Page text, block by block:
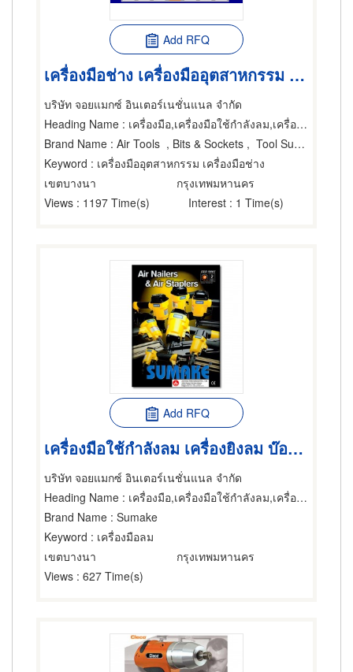
Add RFQ
เครื่องมือช่าง เครื่องมืออุตสาหกรรม เครื่องมือ
บริษัท จอยแมกซ์ อินเตอร์เนชั่นแนล จำกัด
Heading Name : เครื่องมือ,เครื่องมือใช้กำลังลม,เครื่องมือและเครื่องวัดไฟฟ้า
Brand Name : Air Tools , Bits & Sockets , Tool Support System , Assembly Tools, Cordless , Tube Cleaners& Expanders , Universal Joints,
Keyword : เครื่องมืออุตสาหกรรม เครื่องมือช่าง
เขตบางนา
กรุงเทพมหานคร
Views : 1197 Time(s) Interest : 1 Time(s)
Add RFQ
เครื่องมือใช้กำลังลม เครื่องยิงลม บ๊อกลม บล็อกลม เครื่องขัด
บริษัท จอยแมกซ์ อินเตอร์เนชั่นแนล จำกัด
Heading Name : เครื่องมือ,เครื่องมือใช้กำลังลม,เครื่องยิงตะปู
Brand Name : Sumake
Keyword : เครื่องมือลม
เขตบางนา
กรุงเทพมหานคร
Views : 627 Time(s)